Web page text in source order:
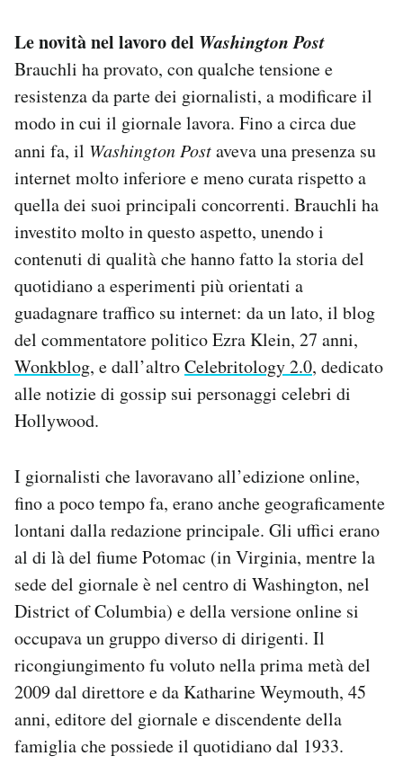
Le novità nel lavoro del Washington Post
Brauchli ha provato, con qualche tensione e
resistenza da parte dei giornalisti, a modificare il
modo in cui il giornale lavora. Fino a circa due
anni fa, il Washington Postaveva una presenza su
internet molto inferiore e meno curata rispetto a
quella dei suoi principali concorrenti. Brauchli ha
investito molto in questo aspetto, unendo i
contenuti di qualità che hanno fatto la storia del
quotidiano a esperimenti più orientati a
guadagnare traffico su internet: da un lato, il blog
del commentatore politico Ezra Klein, 27 anni,
Wonkblog, e dall’altroCelebritology 2.0, dedicato
alle notizie di gossip sui personaggi celebri di
Hollywood.
I giornalisti che lavoravano all’edizione online,
fino a poco tempo fa, erano anche geograficamente
lontani dalla redazione principale. Gli uffici erano
al di là del fiume Potomac (in Virginia, mentre la
sede del giornale è nel centro di Washington, nel
District of Columbia) e della versione online si
occupava un gruppo diverso di dirigenti. Il
ricongiungimento fu voluto nella prima metà del
2009 dal direttore e da Katharine Weymouth, 45
anni, editore del giornale e discendente della
famiglia che possiede il quotidiano dal 1933.